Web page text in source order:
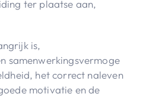
ter plaatse aan,
is,
samenwerkingsvermoge
het correct naleven
motivatie en de